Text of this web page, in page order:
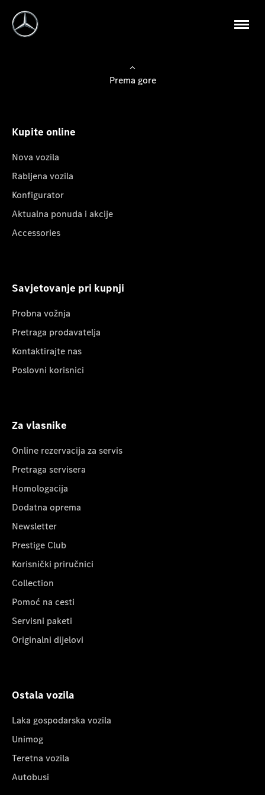
Prema gore
Kupite online
Nova vozila
Rabljena vozila
Konfigurator
Aktualna ponuda i akcije
Accessories
Savjetovanje pri kupnji
Probna vožnja
Pretraga prodavatelja
Kontaktirajte nas
Poslovni korisnici
Za vlasnike
Online rezervacija za servis
Pretraga servisera
Homologacija
Dodatna oprema
Newsletter
Prestige Club
Korisnički priručnici
Collection
Pomoć na cesti
Servisni paketi
Originalni dijelovi
Ostala vozila
Laka gospodarska vozila
Unimog
Teretna vozila
Autobusi